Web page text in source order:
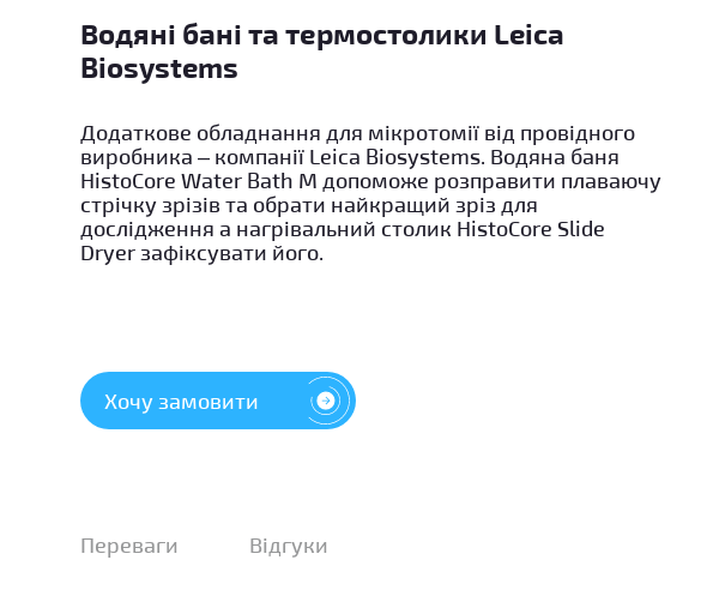
Водяні бані та термостолики Leica
Biosystems
Додаткове обладнання для мікротомії від провідного
виробника – компанії Leica Biosystems. Водяна баня
HistoCore Water Bath M допоможе розправити плаваючу
стрічку зрізів та обрати найкращий зріз для
дослідження а нагрівальний столик HistoCore Slide
Dryer зафіксувати його.
Хочу замовити
Переваги Відгуки